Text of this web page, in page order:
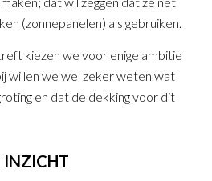
(zonnepanelen) als gebruiken.
kiezen we voor enige ambitie
willen we wel zeker weten wat
en dat de dekking voor dit
INZICHT